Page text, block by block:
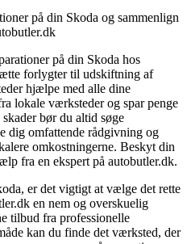
på din Skoda og sammenlign
på din Skoda hos
forlygter til udskiftning af
hjælpe med alle dine
lokale værksteder og spar penge
bør du altid søge
dig omfattende rådgivning og
omkostningerne. Beskyt din
fra en ekspert på autobutler.dk.
er det vigtigt at vælge det rette
en nem og overskuelig
tilbud fra professionelle
kan du finde det værksted, der